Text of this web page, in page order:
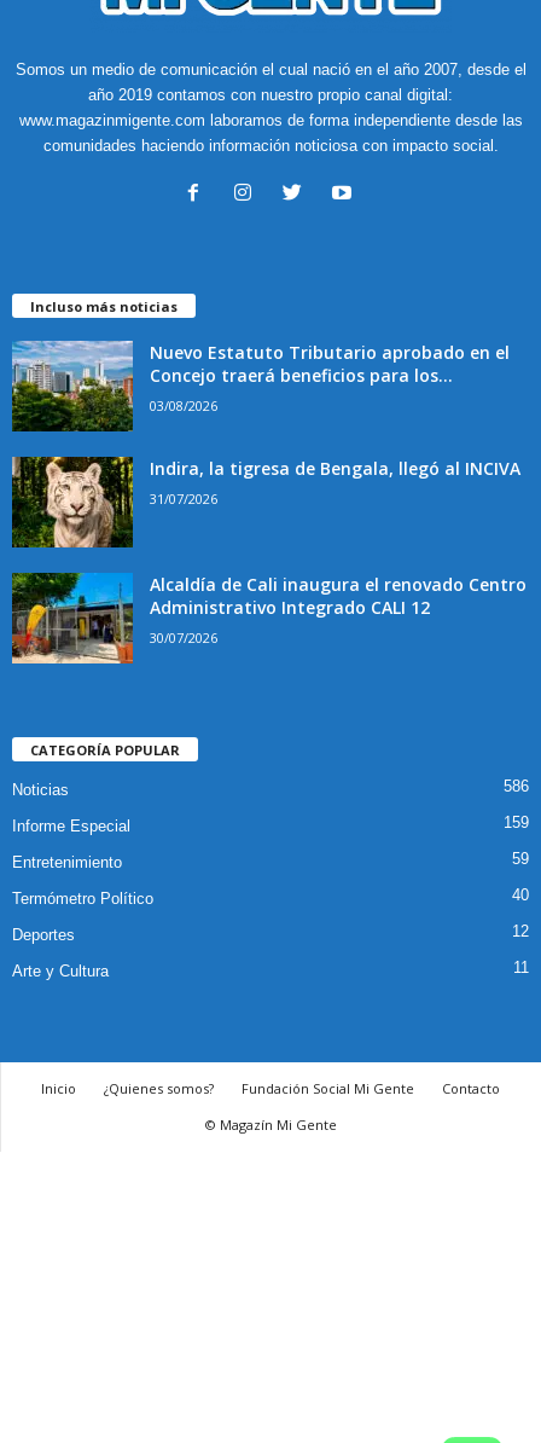
Somos un medio de comunicación el cual nació en el año 2007, desde el
año 2019 contamos con nuestro propio canal digital:
www.magazinmigente.com laboramos de forma independiente desde las
comunidades haciendo información noticiosa con impacto social.
Incluso más noticias
Nuevo Estatuto Tributario aprobado en el
Concejo traerá beneficios para los...
03/08/2026
Indira, la tigresa de Bengala, llegó al INCIVA
31/07/2026
Alcaldía de Cali inaugura el renovado Centro
Administrativo Integrado CALI 12
30/07/2026
CATEGORÍA POPULAR
Noticias 586
Informe Especial 159
Entretenimiento 59
Termómetro Político 40
Deportes 12
Arte y Cultura 11
Inicio ¿Quienes somos? Fundación Social Mi Gente
Contacto
© Magazín Mi Gente